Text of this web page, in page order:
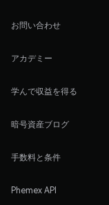
お問い合わせ
アカデミー
学んで収益を得る
暗号資産ブログ
手数料と条件
Phemex API